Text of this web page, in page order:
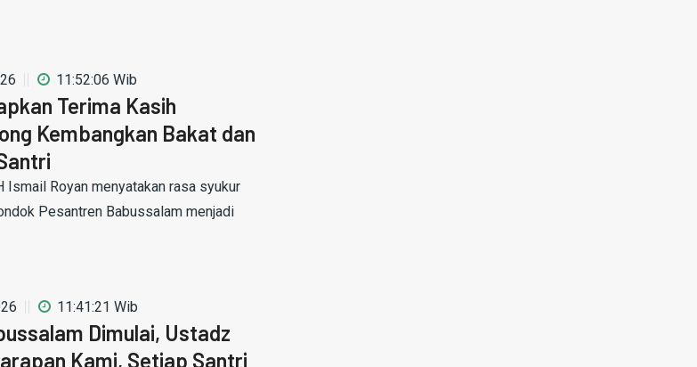
11:52:06 Wib
Terima Kasih
Kembangkan Bakat dan
Ismail Royan menyatakan rasa syukur
Pesantren Babussalam menjadi
11:41:21 Wib
Dimulai, Ustadz
Kami, Setiap Santri